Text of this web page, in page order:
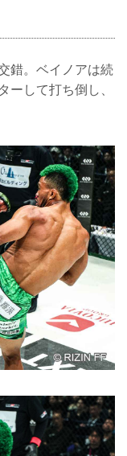
錯。ベイノアは続
ーして打ち倒し、